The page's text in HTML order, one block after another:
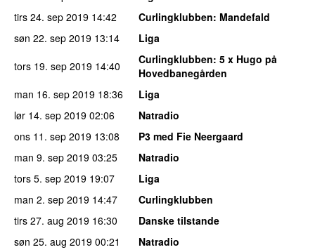
tirs 24. sep 2019 14:42 Curlingklubben: Mandefald
søn 22. sep 2019 13:14
Liga
tors 19. sep 2019 14:40 Curlingklubben: 5 x Hugo på
Hovedbanegården
man 16. sep 2019 18:36
Liga
lør 14. sep 2019 02:06
Natradio
ons 11. sep 2019 13:08
P3 med Fie Neergaard
man 9. sep 2019 03:25
Natradio
tors 5. sep 2019 19:07
Liga
man 2. sep 2019 14:47
Curlingklubben
tirs 27. aug 2019 16:30
Danske tilstande
søn 25. aug 2019 00:21
Natradio